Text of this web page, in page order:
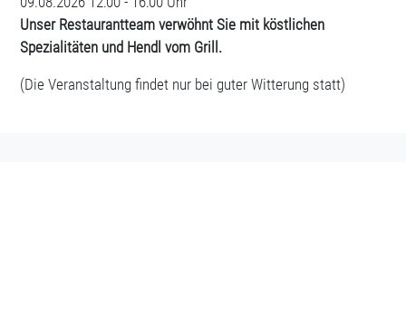
Unser Restaurantteam verwöhnt Sie mit köstlichen
Spezialitäten und Hendl vom Grill.
(Die Veranstaltung findet nur bei guter Witterung statt)